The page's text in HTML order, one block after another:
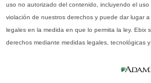
uso no autorizado del contenido, incluyendo el
violación de nuestros derechos y puede dar lugar
legales en la medida en que lo permita la ley. Ebix
derechos mediante medidas legales, tecnológicas y